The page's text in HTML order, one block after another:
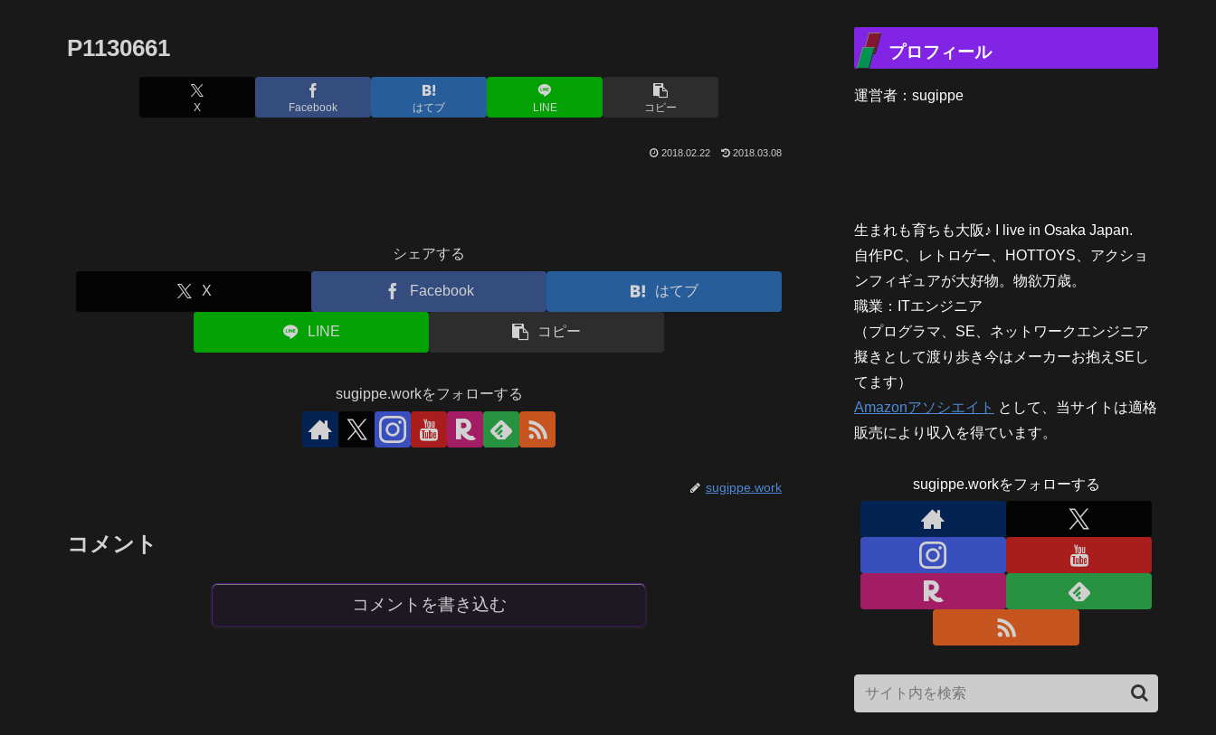
P1130661
X Facebook はてブ LINE コピー
2018.02.22 2018.03.08
シェアする
X Facebook はてブ
LINE コピー
sugippe.workをフォローする
sugippe.work
コメント
コメントを書き込む
プロフィール
運営者：sugippe
生まれも育ちも大阪♪ I live in Osaka Japan.
自作PC、レトロゲー、HOTTOYS、アクショ
ンフィギュアが大好物。物欲万歳。
職業：ITエンジニア
（プログラマ、SE、ネットワークエンジニア
擬きとして渡り歩き今はメーカーお抱えSEし
てます）
Amazonアソシエイト として、当サイトは適格
販売により収入を得ています。
sugippe.workをフォローする